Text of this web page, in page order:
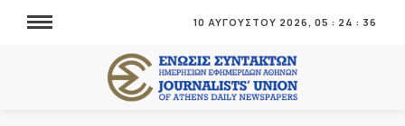
10 ΑΥΓΟΥΣΤΟΥ 2026, 05 : 24 : 38